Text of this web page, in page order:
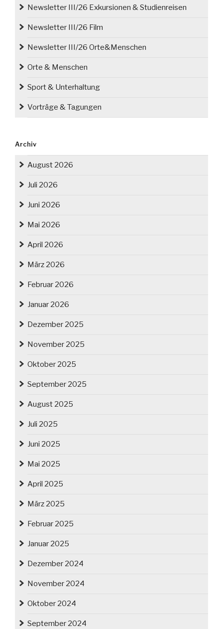
Newsletter III/26 Exkursionen & Studienreisen
Newsletter III/26 Film
Newsletter III/26 Orte&Menschen
Orte & Menschen
Sport & Unterhaltung
Vorträge & Tagungen
Archiv
August 2026
Juli 2026
Juni 2026
Mai 2026
April 2026
März 2026
Februar 2026
Januar 2026
Dezember 2025
November 2025
Oktober 2025
September 2025
August 2025
Juli 2025
Juni 2025
Mai 2025
April 2025
März 2025
Februar 2025
Januar 2025
Dezember 2024
November 2024
Oktober 2024
September 2024